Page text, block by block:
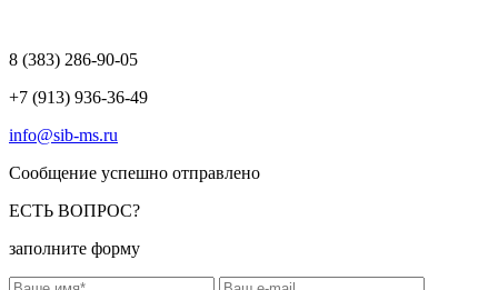
8 (383) 286-90-05
+7 (913) 936-36-49
info@sib-ms.ru
Сообщение успешно отправлено
ЕСТЬ ВОПРОС?
заполните форму